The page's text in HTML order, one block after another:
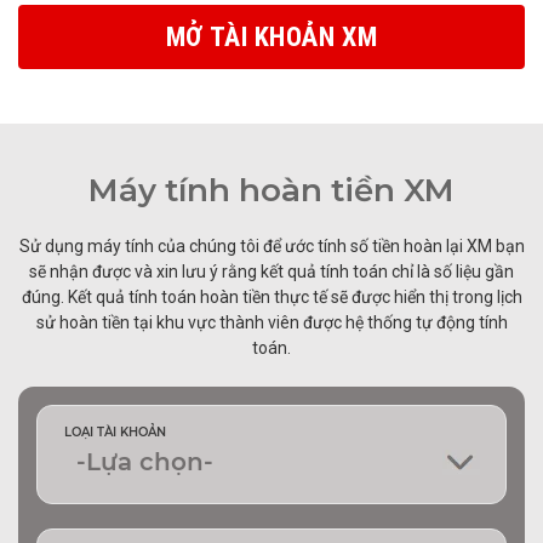
MỞ TÀI KHOẢN XM
Máy tính hoàn tiền XM
Sử dụng máy tính của chúng tôi để ước tính số tiền hoàn lại XM bạn
sẽ nhận được và xin lưu ý rằng kết quả tính toán chỉ là số liệu gần
đúng. Kết quả tính toán hoàn tiền thực tế sẽ được hiển thị trong lịch
sử hoàn tiền tại khu vực thành viên được hệ thống tự động tính
toán.
LOẠI TÀI KHOẢN